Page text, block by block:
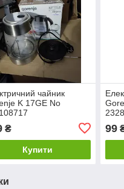
чайник
K 17GE No
₴
Купити
99